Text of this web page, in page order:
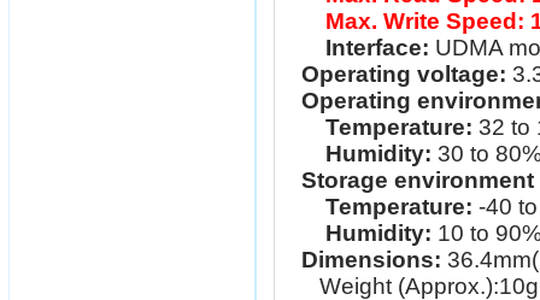
Max. Write Speed:
Interface: UDMA
Operating voltage:
Operating
Temperature: 32 to
Humidity: 30 to
Storage environment
Temperature: -40
Humidity: 10 to
Dimensions:
Weight (Approx.):10g